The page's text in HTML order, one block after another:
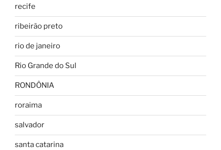
recife
ribeirão preto
rio de janeiro
Rio Grande do Sul
RONDÔNIA
roraima
salvador
santa catarina